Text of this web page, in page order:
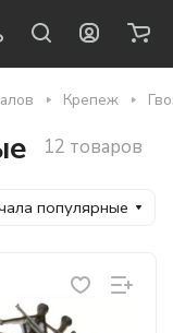
Крепеж
12 товаров
популярные